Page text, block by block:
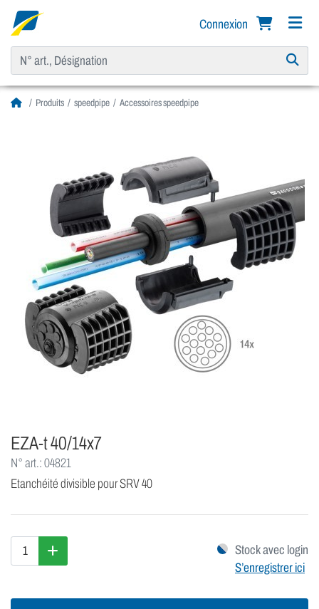
Connexion
Produits speedpipe Accessoires speedpipe
EZA-t 40/14x7
N° art.: 04821
Etanchéité divisible pour SRV 40
Stock avec login
S’enregistrer ici